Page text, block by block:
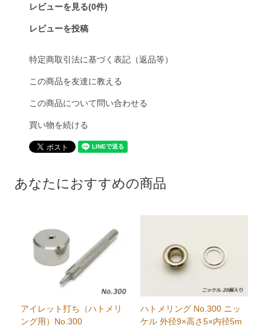
レビューを見る(0件)
レビューを投稿
特定商取引法に基づく表記（返品等）
この商品を友達に教える
この商品について問い合わせる
買い物を続ける
あなたにおすすめの商品
アイレット打ち（ハトメリ
ング用）No.300
ハトメリング No.300 ニッ
ケル 外径9×高さ5×内径5m